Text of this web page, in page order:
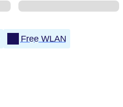
Free WLAN